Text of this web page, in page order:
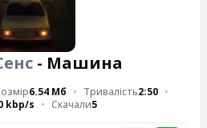
- Машина
6.54 Мб Тривалість2:50
kbp/s Скачали5